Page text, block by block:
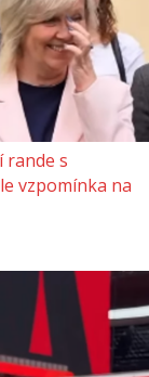
rande s
vzpomínka na